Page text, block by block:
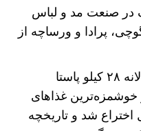
در صنعت مد و لباس
پرادا و ورساچه از
هر ایتالیایی به طور متوسط سالانه ۲۸ کیلو پاستا
غذا‌های
اختراع شد و تاریخچه